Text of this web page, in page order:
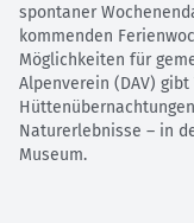
spontaner
kommenden
Möglichkeiten für
Alpenverein (DAV)
Naturerlebnisse – in
Museum.